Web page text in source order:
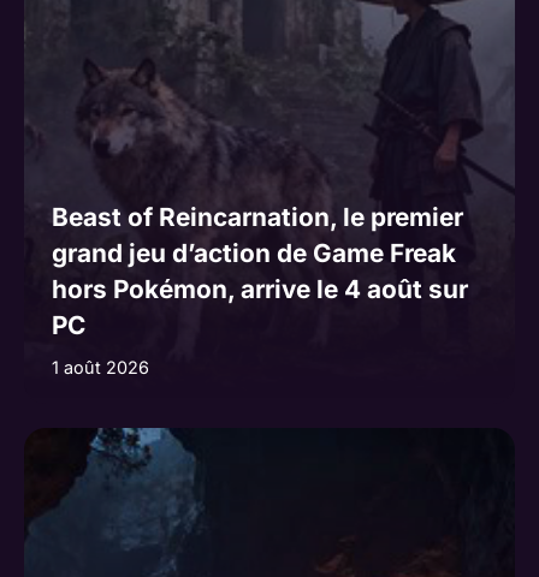
Beast of Reincarnation, le premier
grand jeu d’action de Game Freak
hors Pokémon, arrive le 4 août sur
PC
1 août 2026